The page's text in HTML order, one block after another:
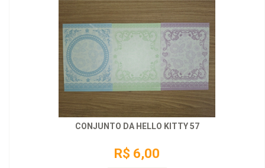
CONJUNTO DA HELLO KITTY 57
R$ 6,00